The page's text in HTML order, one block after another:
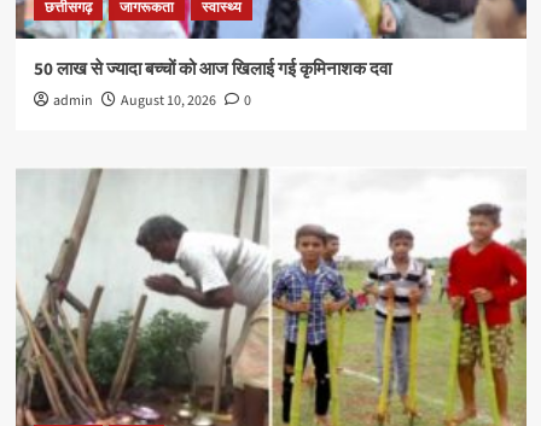
छत्तीसगढ़ जागरूकता स्वास्थ्य
50 लाख से ज्यादा बच्चों को आज खिलाई गई कृमिनाशक दवा
admin August 10, 2026 0